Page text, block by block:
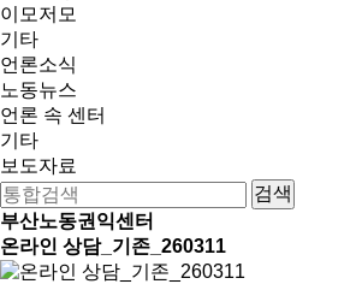
이모저모
기타
언론소식
노동뉴스
언론 속 센터
기타
보도자료
부산노동권익센터
온라인 상담_기존_260311